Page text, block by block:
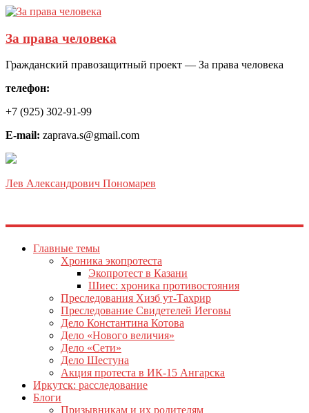
За права человека
Гражданский правозащитный проект — За права человека
телефон:
+7 (925) 302-91-99
E-mail: zaprava.s@gmail.com
Лев Александрович Пономарев
Главные темы
Хроника экопротеста
Экопротест в Казани
Шиес: хроника противостояния
Преследования Хизб ут-Тахрир
Преследование Свидетелей Иеговы
Дело Константина Котова
Дело «Нового величия»
Дело «Сети»
Дело Шестуна
Акция протеста в ИК-15 Ангарска
Иркутск: расследование
Блоги
Призывникам и их родителям